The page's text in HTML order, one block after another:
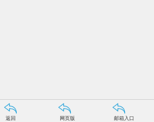
返回 网页版 邮箱入口